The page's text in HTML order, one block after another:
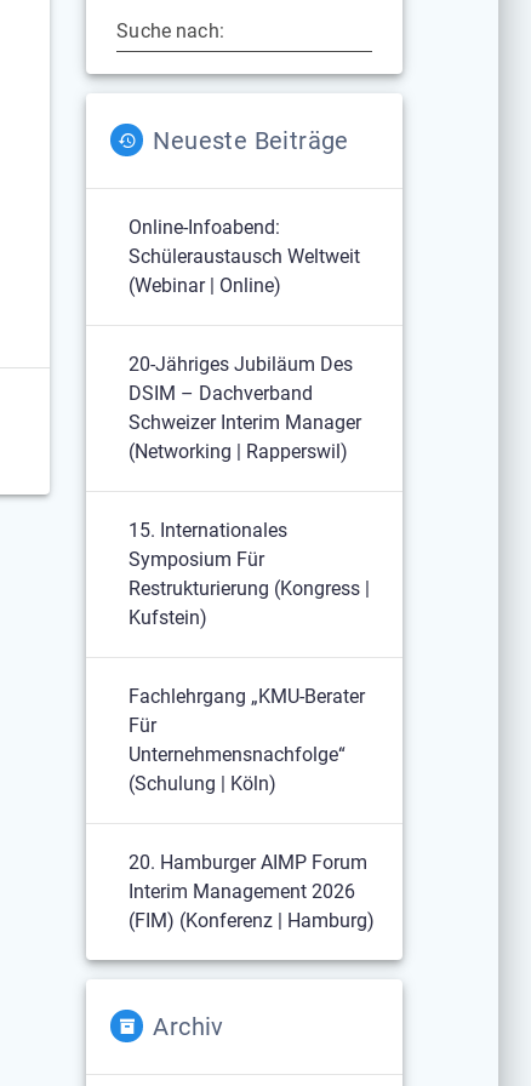
Suche nach:
Neueste Beiträge
Online-Infoabend:
Schüleraustausch Weltweit
(Webinar | Online)
20-Jähriges Jubiläum Des
DSIM – Dachverband
Schweizer Interim Manager
(Networking | Rapperswil)
15. Internationales
Symposium Für
Restrukturierung (Kongress |
Kufstein)
Fachlehrgang „KMU-Berater
Für
Unternehmensnachfolge“
(Schulung | Köln)
20. Hamburger AIMP Forum
Interim Management 2026
(FIM) (Konferenz | Hamburg)
Archiv